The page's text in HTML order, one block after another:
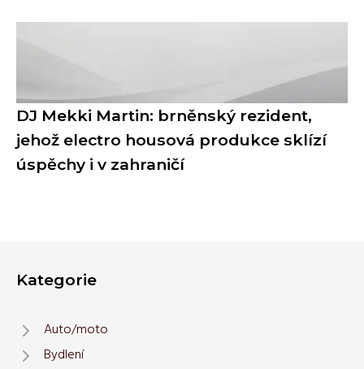
DJ Mekki Martin: brněnský rezident,
jehož electro housová produkce sklízí
úspěchy i v zahraničí
Kategorie
Auto/moto
Bydlení